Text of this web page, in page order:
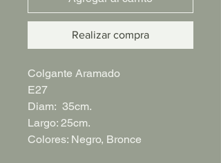
Realizar compra
Colgante Aramado
E27
Diam: 35cm.
Largo: 25cm.
Colores: Negro, Bronce